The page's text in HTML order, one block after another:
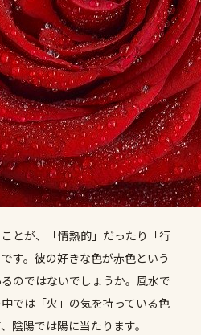
とが、「情熱的」だったり「行
す。彼の好きな色が赤色という
のではないでしょうか。風水で
では「火」の気を持っている色
陰陽では陽に当たります。